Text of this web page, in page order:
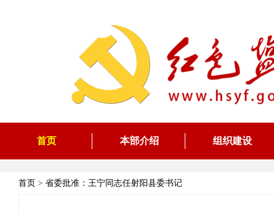
首页 本部介绍 组织建设
首页 > 省委批准：王宁同志任射阳县委书记